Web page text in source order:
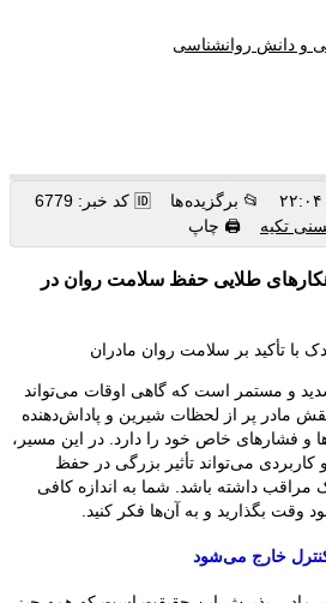
📂 برگزیده ها
🆔 کد خبر: 6779
تکیه 🖨 چاپ
طلایی حفظ سلامت روان در
و مستمر است که گاهی اوقات می‌تواند
مادر پر از لحظات شیرین و پاداش‌دهنده
و فشارهای خاص خود را دارد. در این مسیر،
کاربردی می‌تواند تأثیر بزرگی در حفظ
داشته باشد. شما به اندازه کافی
وقت بگذارید و به آن‌ها فکر کنید.
خارج می‌شود